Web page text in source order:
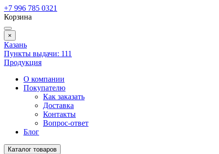
+7 996 785 0321
Корзина
×
Казань
Пункты выдачи: 111
Продукция
О компании
Покупателю
Как заказать
Доставка
Контакты
Вопрос-ответ
Блог
Каталог товаров